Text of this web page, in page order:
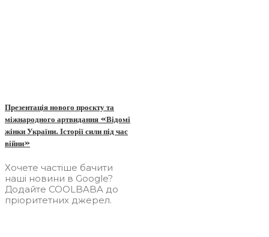
Презентація нового проєкту та
міжнародного артвидання «Відомі
жінки України. Історії сили під час
війни»
Хочете частіше бачити
наші новини в Google?
Додайте COOLBABA до
пріоритетних джерел.